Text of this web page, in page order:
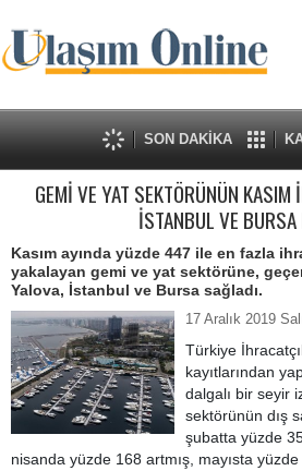
SON DAKİKA
GEMİ VE YAT SEKTÖRÜNÜN KASIM
İSTANBUL VE
Kasım ayında yüzde 447 ile en fazla
yakalayan gemi ve yat sektörüne,
Yalova, İstanbul ve Bursa sağladı.
17 Aralık 2019
Türkiye
kayıtlarından
dalgalı bir seyir
sektörünün dış
şubatta yüzde
nisanda yüzde 168 artmış, mayısta